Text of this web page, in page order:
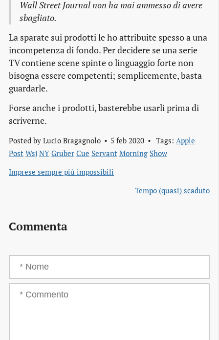
Wall Street Journal non ha mai ammesso di avere
sbagliato.
La sparate sui prodotti le ho attribuite spesso a una
incompetenza di fondo. Per decidere se una serie
TV contiene scene spinte o linguaggio forte non
bisogna essere competenti; semplicemente, basta
guardarle.
Forse anche i prodotti, basterebbe usarli prima di
scriverne.
Posted by Lucio Bragagnolo 5 feb 2020 Tags: Apple
Post Wsj NY Gruber Cue Servant Morning Show
Imprese sempre più impossibili
Tempo (quasi) scaduto
Commenta